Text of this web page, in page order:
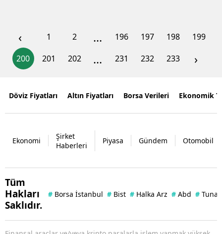
‹ 1 2 ... 196 197 198
199
200
201 202 ... 231 232 233 ›
Döviz Fiyatları Altın Fiyatları Borsa Verileri Ekonomik
Ekonomi
Şirket
Haberleri
Piyasa Gündem Otomobil
Tüm
Hakları
Saklıdır.
# Borsa İstanbul # Bist # Halka Arz # Abd # Tuna